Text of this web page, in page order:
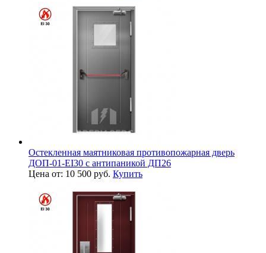
Остекленная маятниковая противопожарная дверь
ДОП-01-EI30 с антипаникой ДП26
Цена от: 10 500 руб. Купить